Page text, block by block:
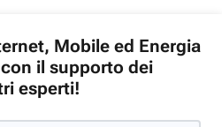
Mobile ed Energia
il supporto dei
esperti!